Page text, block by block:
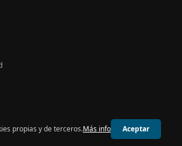
© 2026 24h Andalucía
propias y de terceros.Más info Aceptar